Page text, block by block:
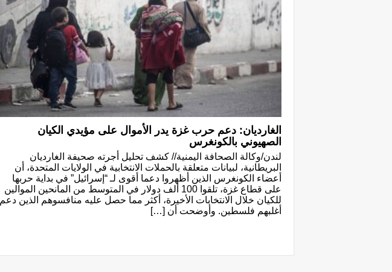
الغارديان: دعم حرب غزة يدر الأموال على مؤيدي الكيان
الصهيوني بالكونغرس
لندن/وكالة الصحافة اليمنية// كشف تحليل أجرته صحيفة الغارديان
البريطانية، لبيانات متعلقة بالحملات الانتخابية في الولايات المتحدة، أن
أعضاء الكونغرس الذين أظهروا دعما أقوى لـ “إسرائيل” في بداية حربها
على قطاع غزة، تلقوا 100 ألف دولار في المتوسط من المانحين الموالين
للكيان خلال الانتخابات الأخيرة، أكثر مما حصل عليه منافسوهم الذين دعم
أغلبهم فلسطين. وأوضحت أن […]